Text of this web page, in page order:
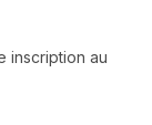
inscription au